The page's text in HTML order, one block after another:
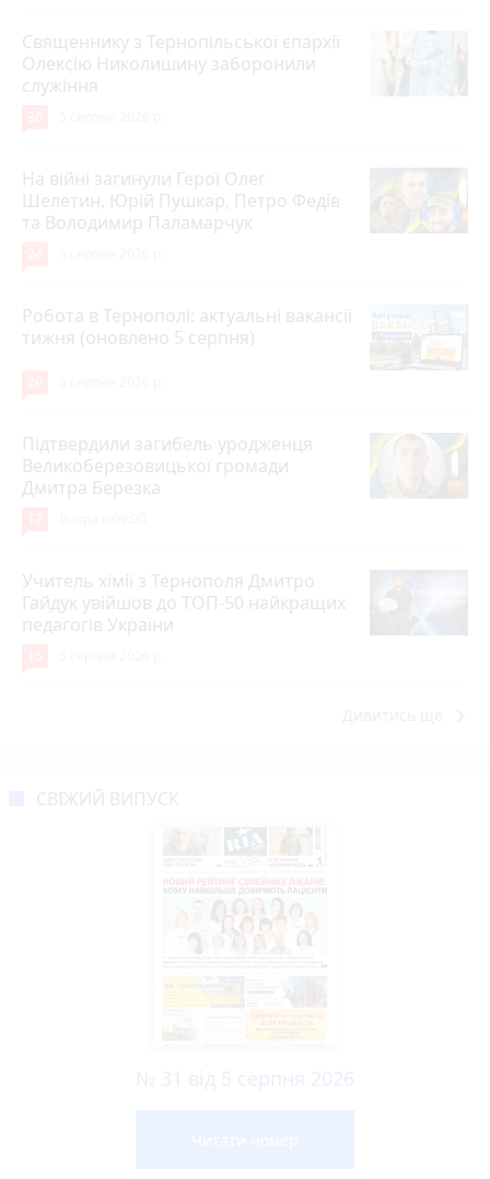
Священнику з Тернопільської єпархії
Олексію Николишину заборонили
служіння
На війні загинули Герої Олег
Шелетин, Юрій Пушкар, Петро Федів
та Володимир Паламарчук
Робота в Тернополі: актуальні вакансії
тижня (оновлено 5 серпня)
Підтвердили загибель уродженця
Великоберезовицької громади
Дмитра Березка
Учитель хімії з Тернополя Дмитро
Гайдук увійшов до ТОП-50 найкращих
педагогів України